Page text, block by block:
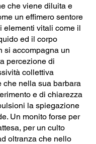
che viene diluita e
un effimero sentore
elementi vitali come il
ed il corpo
si accompagna un
percezione di
collettiva
che nella sua barbara
e di chiarezza
la spiegazione
Un monito forse per
per un culto
oltranza che nello